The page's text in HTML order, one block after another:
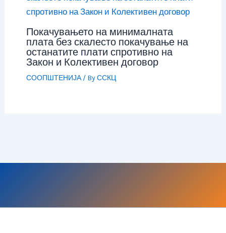
Покачувањето на минималната
плата без скалесто покачување на
останатите плати спротивно на
Закон и Колективен договор
СООПШТЕНИЈА/ ByССКЦ